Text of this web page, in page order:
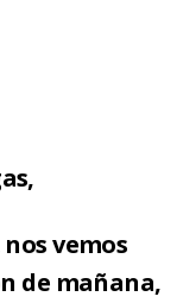
vemos
de mañana,